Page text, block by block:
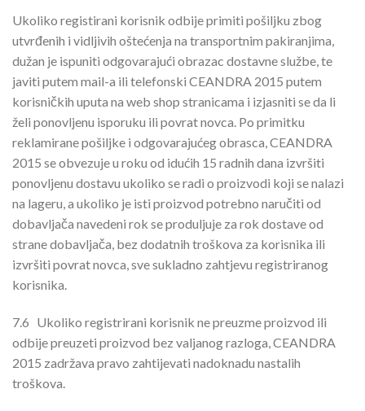
Ukoliko registirani korisnik odbije primiti pošiljku zbog
utvrđenih i vidljivih oštećenja na transportnim pakiranjima,
dužan je ispuniti odgovarajući obrazac dostavne službe, te
javiti putem mail-a ili telefonski CEANDRA 2015 putem
korisničkih uputa na web shop stranicama i izjasniti se da li
želi ponovljenu isporuku ili povrat novca. Po primitku
reklamirane pošiljke i odgovarajućeg obrasca, CEANDRA
2015 se obvezuje u roku od idućih 15 radnih dana izvršiti
ponovljenu dostavu ukoliko se radi o proizvodi koji se nalazi
na lageru, a ukoliko je isti proizvod potrebno naručiti od
dobavljača navedeni rok se produljuje za rok dostave od
strane dobavljača, bez dodatnih troškova za korisnika ili
izvršiti povrat novca, sve sukladno zahtjevu registriranog
korisnika.
7.6 Ukoliko registrirani korisnik ne preuzme proizvod ili
odbije preuzeti proizvod bez valjanog razloga, CEANDRA
2015 zadržava pravo zahtijevati nadoknadu nastalih
troškova.